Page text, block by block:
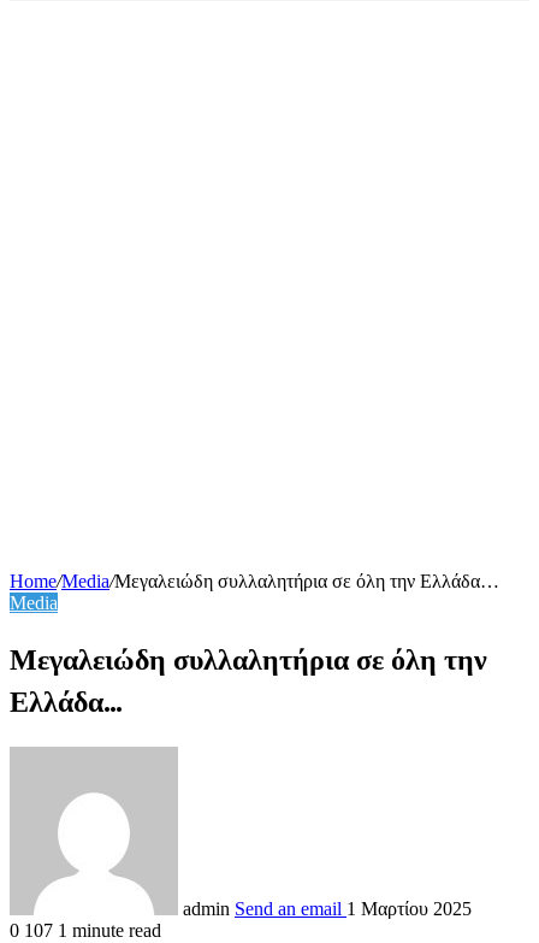
Home/Media/Μεγαλειώδη συλλαλητήρια σε όλη την Ελλάδα…
Media
Μεγαλειώδη συλλαλητήρια σε όλη την
Ελλάδα…
admin Send an email 1 Μαρτίου 2025
0 107 1 minute read